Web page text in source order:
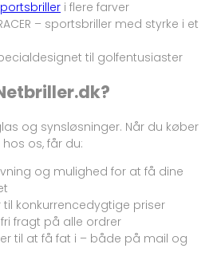
i flere farver
– sportsbriller med styrke i et
til golfentusiaster
og synsløsninger. Når du køber
os, får du:
og mulighed for at få dine
konkurrencedygtige priser
fragt på alle ordrer
til at få fat i – både på mail og